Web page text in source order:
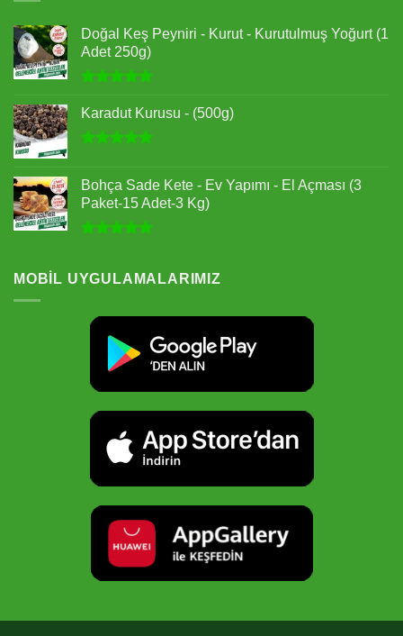
Doğal Keş Peyniri - Kurut - Kurutulmuş Yoğurt (1
Adet 250g)
5.00oy
Karadut Kurusu - (500g)
aldı
Bohça Sade Kete - Ev Yapımı - El Açması (3
Paket-15 Adet-3 Kg)
aldı
MOBIL UYGULAMALARIMIZ